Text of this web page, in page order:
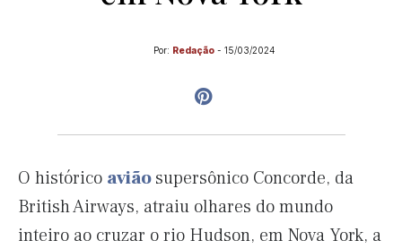
Por: Redação - 15/03/2024
O histórico aviãosupersônico Concorde, da
British Airways, atraiu olhares do mundo
inteiro ao cruzar o rio Hudson, em Nova York, a